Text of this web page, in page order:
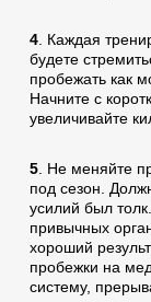
4. Каждая
будете
пробежать как
Начните с
увеличивайте
5. Не меняйте
под сезон.
усилий был
привычных
хороший
пробежки на
систему,